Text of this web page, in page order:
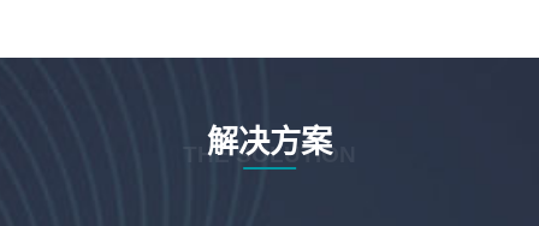
解决方案
THE SOLUTION